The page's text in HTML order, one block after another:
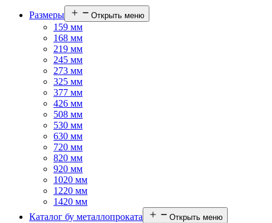
Размеры Открыть меню
159 мм
168 мм
219 мм
245 мм
273 мм
325 мм
377 мм
426 мм
508 мм
530 мм
630 мм
720 мм
820 мм
920 мм
1020 мм
1220 мм
1420 мм
Каталог бу металлопроката
Открыть меню